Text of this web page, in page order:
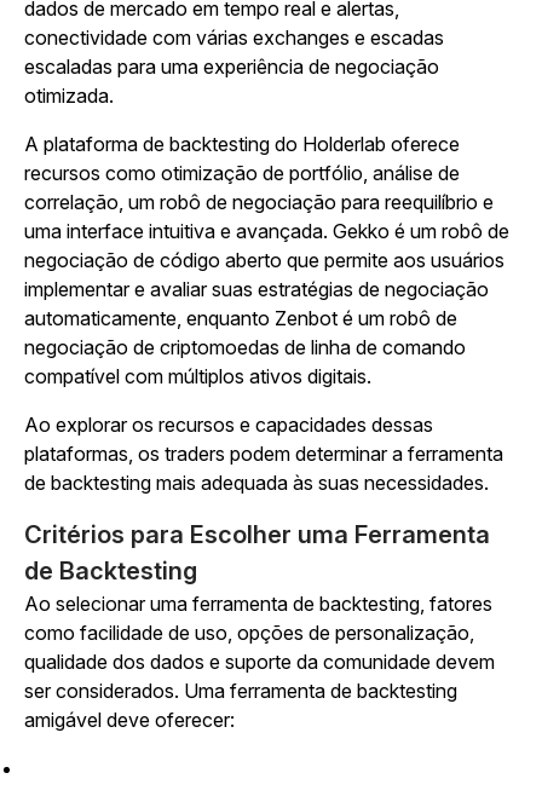
dados de mercado em tempo real e alertas,
conectividade com várias exchanges e escadas
escaladas para uma experiência de negociação
otimizada.
A plataforma de backtesting do Holderlab oferece
recursos como otimização de portfólio, análise de
correlação, um robô de negociação para reequilíbrio e
uma interface intuitiva e avançada. Gekko é um robô de
negociação de código aberto que permite aos usuários
implementar e avaliar suas estratégias de negociação
automaticamente, enquanto Zenbot é um robô de
negociação de criptomoedas de linha de comando
compatível com múltiplos ativos digitais.
Ao explorar os recursos e capacidades dessas
plataformas, os traders podem determinar a ferramenta
de backtesting mais adequada às suas necessidades.
Critérios para Escolher uma Ferramenta
de Backtesting
Ao selecionar uma ferramenta de backtesting, fatores
como facilidade de uso, opções de personalização,
qualidade dos dados e suporte da comunidade devem
ser considerados. Uma ferramenta de backtesting
amigável deve oferecer: